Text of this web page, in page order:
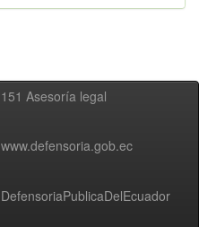
151 Asesoría legal
www.defensoria.gob.ec
DefensoriaPublicaDelEcuador